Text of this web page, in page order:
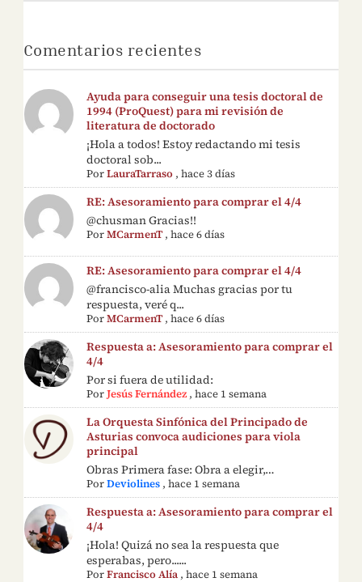
Comentarios recientes
Ayuda para conseguir una tesis doctoral de
1994 (ProQuest) para mi revisión de
literatura de doctorado
¡Hola a todos! Estoy redactando mi tesis
doctoral sob...
PorLauraTarraso ,hace 3 días
RE: Asesoramiento para comprar el 4/4
@chusman Gracias!!
PorMCarmenT,hace 6 días
RE: Asesoramiento para comprar el 4/4
@francisco-alia Muchas gracias por tu
respuesta, veré q...
PorMCarmenT,hace 6 días
Respuesta a: Asesoramiento para comprar el
4/4
Por si fuera de utilidad:
PorJesús Fernández ,hace 1 semana
La Orquesta Sinfónica del Principado de
Asturias convoca audiciones para viola
principal
Obras Primera fase: Obra a elegir,…
PorDeviolines ,hace 1 semana
Respuesta a: Asesoramiento para comprar el
4/4
¡Hola! Quizá no sea la respuesta que
esperabas, pero......
PorFrancisco Alía ,hace 1 semana